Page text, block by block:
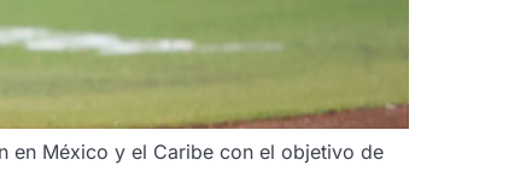
en México y el Caribe con el objetivo de